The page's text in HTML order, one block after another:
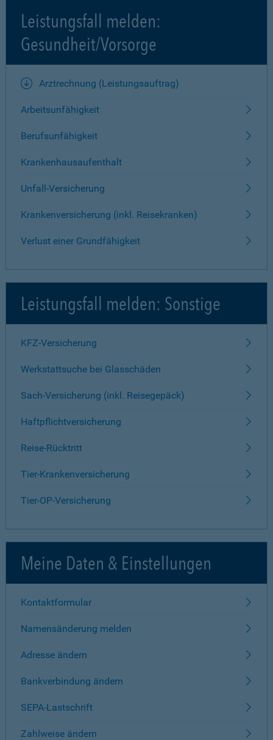
Leistungsfall melden:
Gesundheit/Vorsorge
Arztrechnung (Leistungsauftrag)
Arbeitsunfähigkeit
Berufsunfähigkeit
Krankenhausaufenthalt
Unfall-Versicherung
Krankenversicherung (inkl. Reisekranken)
Verlust einer Grundfähigkeit
Leistungsfall melden: Sonstige
KFZ-Versicherung
Werkstattsuche bei Glasschäden
Sach-Versicherung (inkl. Reisegepäck)
Haftpflichtversicherung
Reise-Rücktritt
Tier-Krankenversicherung
Tier-OP-Versicherung
Meine Daten & Einstellungen
Kontaktformular
Namensänderung melden
Adresse ändern
Bankverbindung ändern
SEPA-Lastschrift
Zahlweise ändern